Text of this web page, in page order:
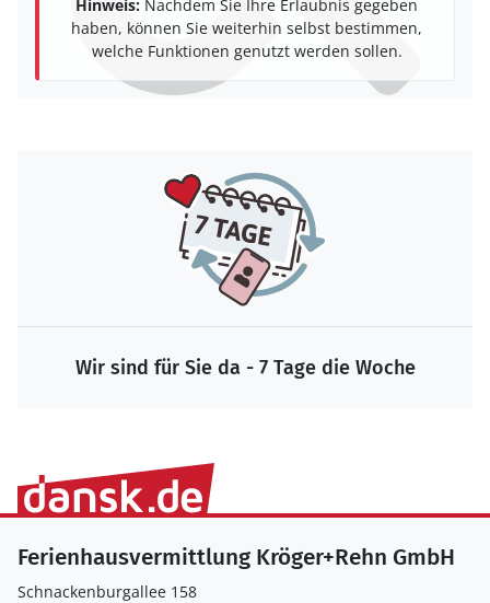
Hinweis: Nachdem Sie Ihre Erlaubnis gegeben
haben, können Sie weiterhin selbst bestimmen,
welche Funktionen genutzt werden sollen.
Wir sind für Sie da - 7 Tage die Woche
Ferienhausvermittlung Kröger+Rehn GmbH
Schnackenburgallee 158